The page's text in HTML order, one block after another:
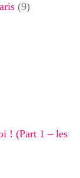
(9)
! (Part 1 – les